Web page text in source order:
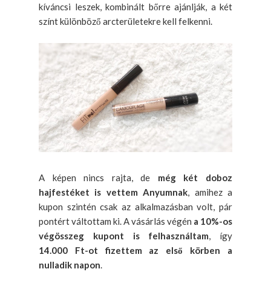
kíváncsi leszek, kombinált bőrre ajánlják, a két
színt különböző arcterületekre kell felkenni.
A képen nincs rajta, de még két doboz
hajfestéket is vettem Anyumnak , amihez a
kupon szintén csak az alkalmazásban volt, pár
pontért váltottam ki. A vásárlás végén a 10%-os
végösszeg kupont is felhasználtam , így
14.000 Ft-ot fizettem az első körben a
nulladik napon